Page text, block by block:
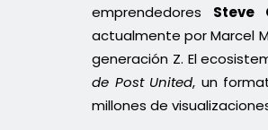
emprendedores Steve
actualmente por Marcel
generación Z. El
de Post United, un
millones de